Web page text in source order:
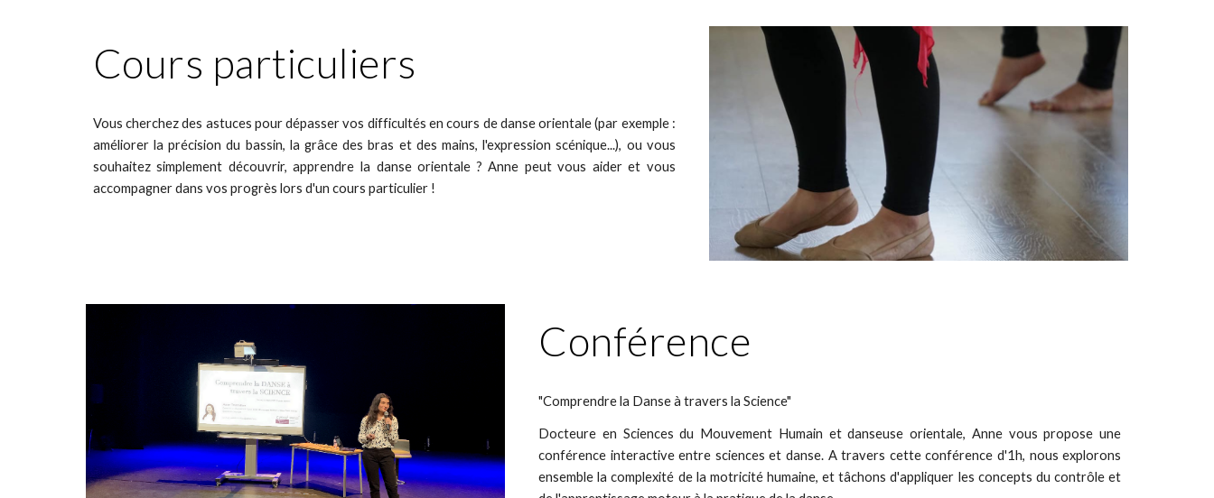
Cours particuliers
Vous cherchez des astuces pour dépasser vos difficultés en cours de danse orientale (par exemple :
améliorer la précision du bassin, la grâce des bras et des mains, l'expression scénique...), ou vous
souhaitez simplement découvrir, apprendre la danse orientale ? Anne peut vous aider et vous
accompagner dans vos progrès lors d'un cours particulier !
Conférence
"Comprendre la Danse à travers la Science"
Docteure en Sciences du Mouvement Humain et danseuse orientale, Anne vous propose une
conférence interactive entre sciences et danse. A travers cette conférence d'1h, nous explorons
ensemble la complexité de la motricité humaine, et tâchons d'appliquer les concepts du contrôle et